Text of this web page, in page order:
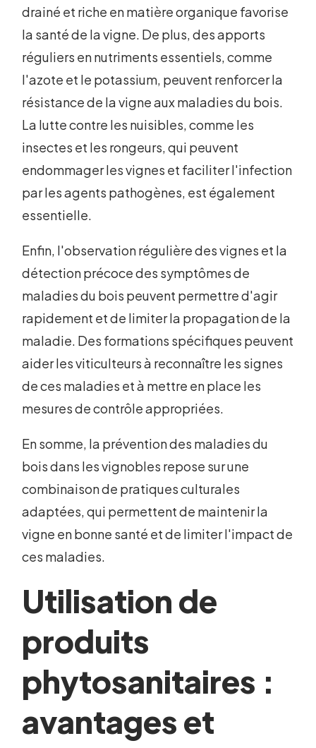
drainé et riche en matière organique favorise
la santé de la vigne. De plus, des apports
réguliers en nutriments essentiels, comme
l'azote et le potassium, peuvent renforcer la
résistance de la vigne aux maladies du bois.
La lutte contre les nuisibles, comme les
insectes et les rongeurs, qui peuvent
endommager les vignes et faciliter l'infection
par les agents pathogènes, est également
essentielle.
Enfin, l'observation régulière des vignes et la
détection précoce des symptômes de
maladies du bois peuvent permettre d'agir
rapidement et de limiter la propagation de la
maladie. Des formations spécifiques peuvent
aider les viticulteurs à reconnaître les signes
de ces maladies et à mettre en place les
mesures de contrôle appropriées.
En somme, la prévention des maladies du
bois dans les vignobles repose sur une
combinaison de pratiques culturales
adaptées, qui permettent de maintenir la
vigne en bonne santé et de limiter l'impact de
ces maladies.
Utilisation de
produits
phytosanitaires :
avantages et